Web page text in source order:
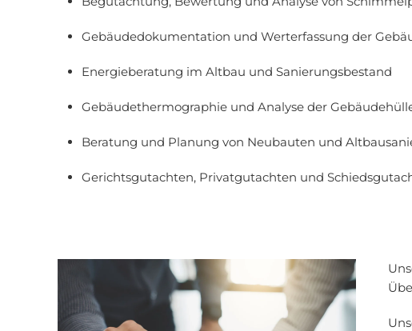
Gebäudedokumentation und Werterfassung der
Energieberatung im Altbau und Sanierungsbestand
Gebäudethermographie und Analyse der
Beratung und Planung von Neubauten und
Gerichtsgutachten, Privatgutachten und